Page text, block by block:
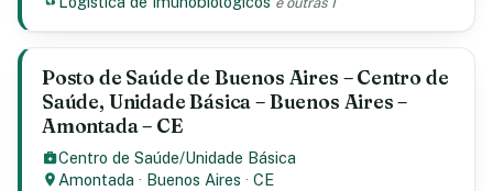
Posto de Saúde de Buenos Aires – Centro de
Saúde, Unidade Básica – Buenos Aires –
Amontada – CE
Centro de Saúde/Unidade Básica
Amontada · Buenos Aires ·CE